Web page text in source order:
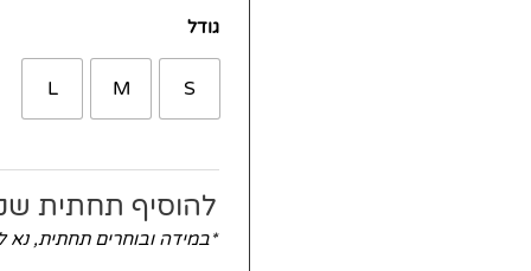
גודל
S
M
L
להוסיף תחתית
*במידה ובוחרים תחתית,
של
בזל
שחור